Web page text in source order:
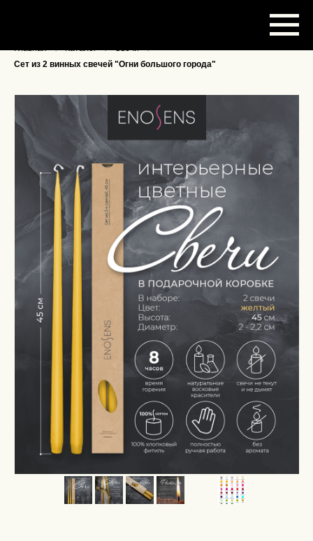
Главная → Каталог → Свечи →
Сет из 2 винных свечей "Огни большого города"